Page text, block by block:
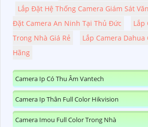
Lắp Đặt Hệ Thống Camera Giám Sát
Đặt Camera An Ninh Tại Thủ Đức
Lắp
Trong Nhà Giá Rẻ
Lắp Camera Dahua
Hãng
Camera Ip Có Thu Âm Vantech
Camera Ip Thân Full Color Hikvision
Camera Imou Full Color Trong Nhà